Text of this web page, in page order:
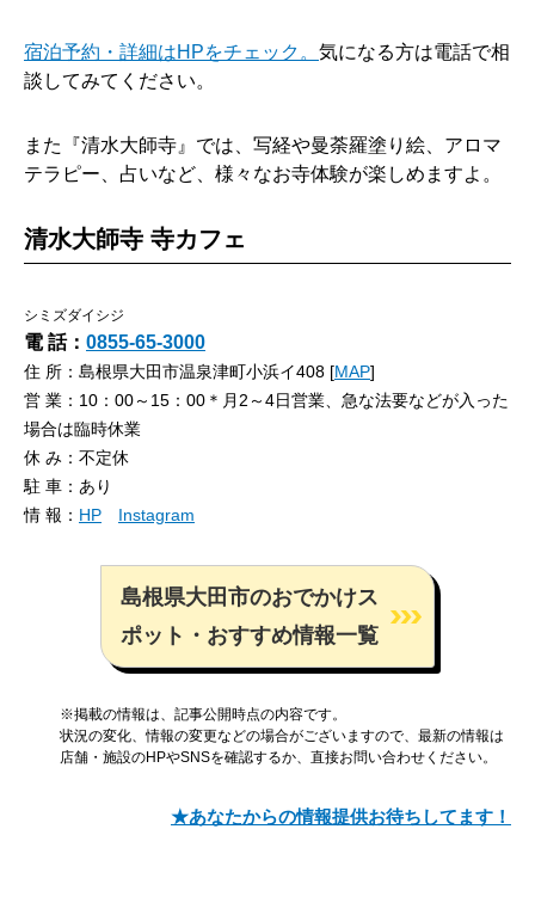
宿泊予約・詳細はHPをチェック。 気になる方は電話で相
談してみてください。
また『清水大師寺』では、写経や曼荼羅塗り絵、アロマ
テラピー、占いなど、様々なお寺体験が楽しめますよ。
清水大師寺 寺カフェ
シミズダイシジ
電 話： 0855-65-3000
住 所：島根県大田市温泉津町小浜イ408 [MAP]
営 業：10：00～15：00＊月2～4日営業、急な法要などが入った
場合は臨時休業
休 み：不定休
駐 車：あり
情 報： HP Instagram
島根県大田市のおでかけス
ポット・おすすめ情報一覧
※掲載の情報は、記事公開時点の内容です。
状況の変化、情報の変更などの場合がございますので、最新の情報は
店舗・施設のHPやSNSを確認するか、直接お問い合わせください。
★あなたからの情報提供お待ちしてます！